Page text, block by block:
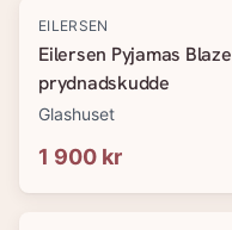
EILERSEN
Eilersen Pyjamas Blaze
prydnadskudde
Glashuset
1 900 kr